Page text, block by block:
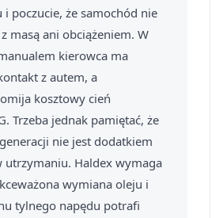
i poczucie, że samochód nie
masą ani obciążeniem. W
kierowca ma
z autem, a
kosztowy cień
Trzeba jednak pamiętać, że
nie jest dodatkiem
utrzymaniu. Haldex wymaga
wymiana oleju i
tylnego napędu potrafi